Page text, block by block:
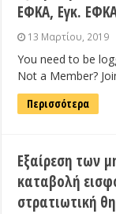
ΕΦΚΑ, Εγκ.
13 Μαρτίου, 2019
You need to be
Not a Member?
Περισσότερα
Εξαίρεση των
καταβολή
στρατιωτική